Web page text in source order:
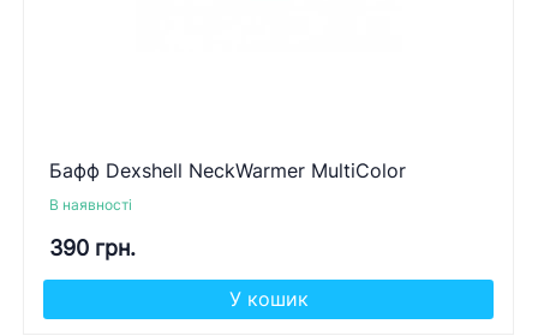
Бафф Dexshell NeckWarmer MultiColor
В наявності
390 грн.
У кошик